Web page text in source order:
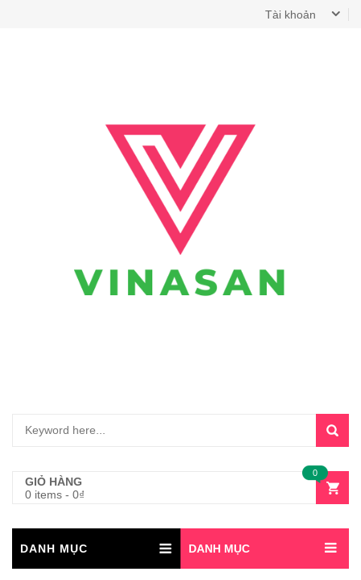
Tài khoản
GIỎ HÀNG
0 items - 0₫
0
DANH MỤC DANH MỤC